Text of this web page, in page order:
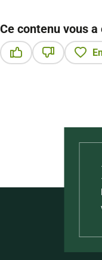
Ce contenu vous